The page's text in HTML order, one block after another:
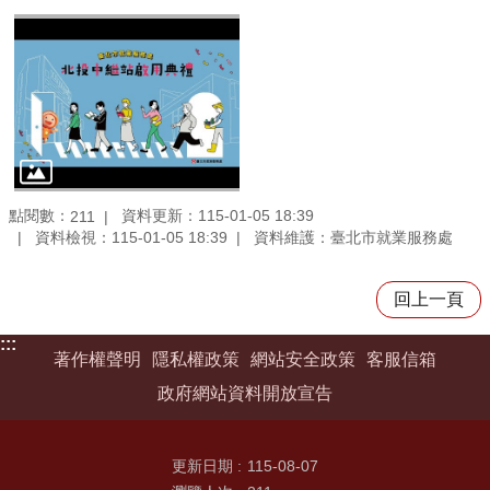
點閱數： 211
資料更新：115-01-05 18:39
資料檢視：115-01-05 18:39
資料維護：臺北市就業服務處
回上一頁
:::
著作權聲明
隱私權政策 網站安全政策 客服信箱
政府網站資料開放宣告
更新日期
115-08-07